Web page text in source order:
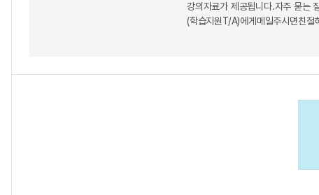
강의자료가 제공됩니다.자주 묻는
(학습지원T/A)에게메일주시면친절